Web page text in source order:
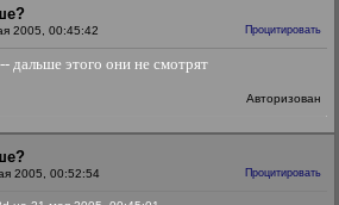
2005, 00:45:42 Процитировать
дальше этого они не смотрят
Авторизован
2005, 00:52:54 Процитировать